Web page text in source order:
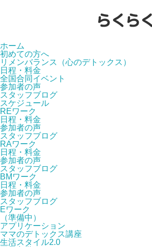
ホーム
初めての方へ
リメンバランス（心のデトックス）
日程・料金
全国合同イベント
参加者の声
スタッフブログ
スケジュール
REワーク
日程・料金
参加者の声
スタッフブログ
RAワーク
日程・料金
参加者の声
スタッフブログ
BMワーク
日程・料金
参加者の声
スタッフブログ
Eワーク
（準備中）
アプリケーション
ママのデトックス講座
生活スタイル2.0